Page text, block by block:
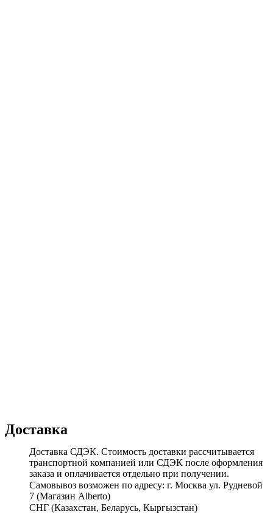
Доставка
Доставка СДЭК. Стоимость доставки рассчитывается
транспортной компанией или СДЭК после оформления
заказа и оплачивается отдельно при получении.
Самовывоз возможен по адресу: г. Москва ул. Рудневой
7 (Магазин Alberto)
СНГ (Казахстан, Беларусь, Кыргызстан)